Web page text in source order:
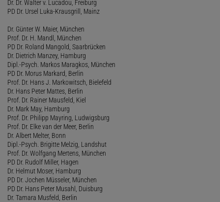
Dr. Dr. Walter v. Lucadou, Freiburg
PD Dr. Ursel Luka-Krausgrill, Mainz
Dr. Günter W. Maier, München
Prof. Dr. H. Mandl, München
PD Dr. Roland Mangold, Saarbrücken
Dr. Dietrich Manzey, Hamburg
Dipl.-Psych. Markos Maragkos, München
PD Dr. Morus Markard, Berlin
Prof. Dr. Hans J. Markowitsch, Bielefeld
Dr. Hans Peter Mattes, Berlin
Prof. Dr. Rainer Mausfeld, Kiel
Dr. Mark May, Hamburg
Prof. Dr. Philipp Mayring, Ludwigsburg
Prof. Dr. Elke van der Meer, Berlin
Dr. Albert Melter, Bonn
Dipl.-Psych. Brigitte Melzig, Landshut
Prof. Dr. Wolfgang Mertens, München
PD Dr. Rudolf Miller, Hagen
Dr. Helmut Moser, Hamburg
PD Dr. Jochen Müsseler, München
PD Dr. Hans Peter Musahl, Duisburg
Dr. Tamara Musfeld, Berlin